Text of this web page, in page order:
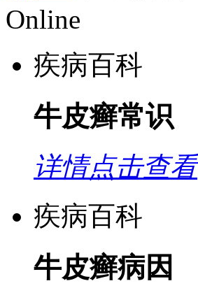
Online
疾病百科
牛皮癣常识
详情点击查看
疾病百科
牛皮癣病因